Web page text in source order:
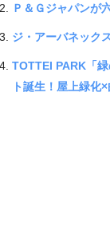
Ｐ＆Ｇジャパンが
ジ・アーバネック
TOTTEI PARK「
ト誕生！屋上緑化